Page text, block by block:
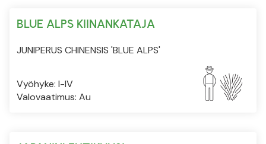
BLUE ALPS KIINANKATAJA
JUNIPERUS CHINENSIS 'BLUE ALPS'
Vyöhyke: I-IV
Valovaatimus: Au